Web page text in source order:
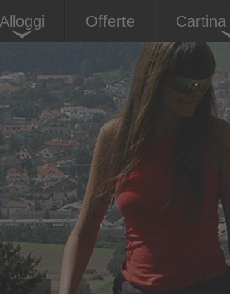
Alloggi Offerte